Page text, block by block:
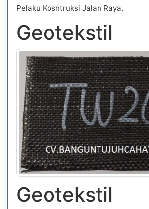
Pelaku Kosntruksi Jalan Raya.
Geotekstil
Geotekstil